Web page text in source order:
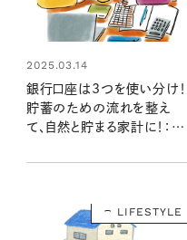
2025.03.14
銀行口座は3つを使い分け！
貯蓄のための流れを整え
て、自然と貯まる家計に！：将
プラン③
LIFESTYLE